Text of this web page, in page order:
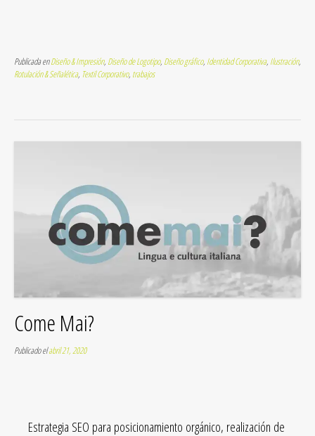
Publicada enDiseño & Impresión, Diseño de Logotipo, Diseño gráfico, Identidad Corporativa, Ilustración,
Rotulación & Señalética, Textil Corporativo, trabajos
Come Mai?
Publicado elabril 21, 2020
Estrategia SEO para posicionamiento orgánico, realización de